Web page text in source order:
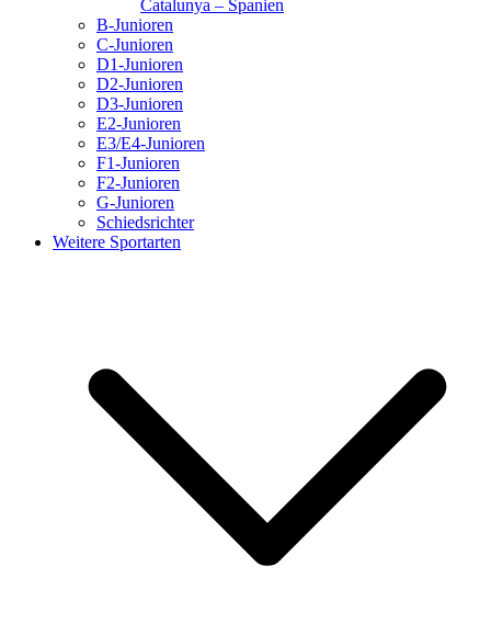
Catalunya – Spanien
B-Junioren
C-Junioren
D1-Junioren
D2-Junioren
D3-Junioren
E2-Junioren
E3/E4-Junioren
F1-Junioren
F2-Junioren
G-Junioren
Schiedsrichter
Weitere Sportarten